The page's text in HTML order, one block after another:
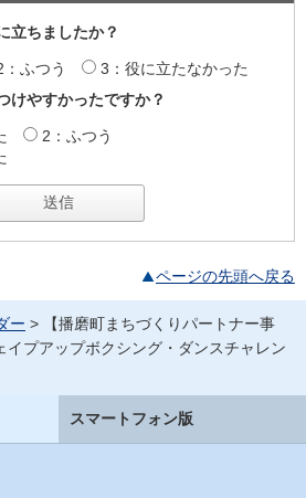
立ちましたか？
：ふつう
3：役に立たなかった
けやすかったですか？
2：ふつう
ページの先頭へ戻る
ー > 【播磨町まちづくりパートナー事
イプアップボクシング・ダンスチャレン
スマートフォン版